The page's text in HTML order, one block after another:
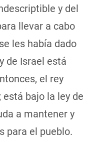
y del
llevar a cabo
les había dado
de Israel está
el rey
bajo la ley de
a mantener y
para el pueblo.